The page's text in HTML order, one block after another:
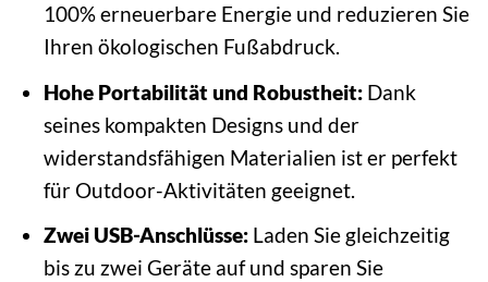
100% erneuerbare Energie und reduzieren Sie
Ihren ökologischen Fußabdruck.
Hohe Portabilität und Robustheit:Dank
seines kompakten Designs und der
widerstandsfähigen Materialien ist er perfekt
für Outdoor-Aktivitäten geeignet.
Zwei USB-Anschlüsse:Laden Sie gleichzeitig
bis zu zwei Geräte auf und sparen Sie